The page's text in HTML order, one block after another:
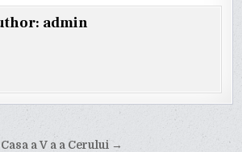
admin
Casa a V a a Cerului →